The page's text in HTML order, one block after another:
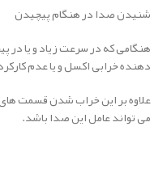
شنیدن صدا در هنگام پیچیدن
هنگامی که در سرعت زیاد و یا
دهنده خرابی اکسل و یا عدم
علاوه بر این خراب شدن قسمت
می تواند عامل این صدا باشد.